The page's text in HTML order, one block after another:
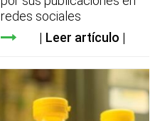
redes sociales
Leer artículo